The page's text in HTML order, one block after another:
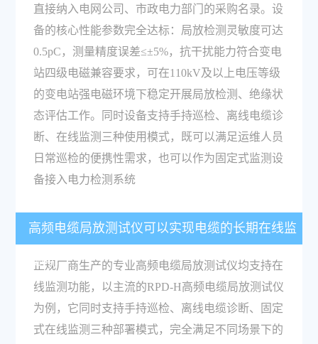
直接纳入电网公司、市政电力部门的采购名录。设
备的核心性能参数完全达标：局放检测灵敏度可达
0.5pC，测量精度误差≤±5%，抗干扰能力符合变电
站四级电磁兼容要求，可在110kV及以上电压等级
的变电站强电磁环境下稳定开展局放检测、绝缘状
态评估工作。同时设备支持手持巡检、离线电缆诊
断、在线监测三种使用模式，既可以满足运维人员
日常巡检的便携性需求，也可以作为固定式监测设
备接入电力检测系统
高频电缆局放测试仪可以实现电缆的长期在线监
测吗？
正规厂商生产的专业高频电缆局放测试仪均支持在
线监测功能，以主流的RPD-H高频电缆局放测试仪
为例，它同时支持手持巡检、离线电缆诊断、固定
式在线监测三种部署模式，完全满足不同场景下的